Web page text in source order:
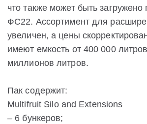
что также может быть загружено
ФС22. Ассортимент для
увеличен, а цены
имеют емкость от 400 000
миллионов литров.
Пак содержит:
Multifruit Silo and Extensions
– 6 бункеров;